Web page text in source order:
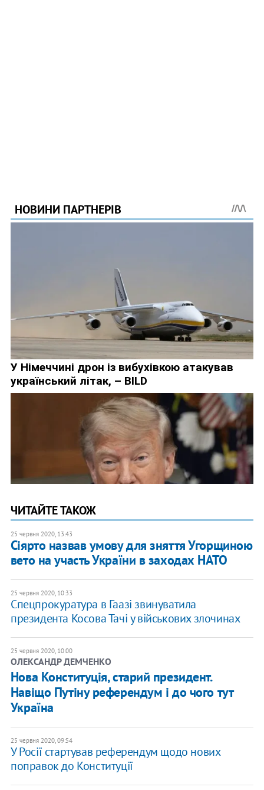
ЧИТАЙТЕ ТАКОЖ
25 червня 2020, 13:43
Сіярто назвав умову для зняття Угорщиною
вето на участь України в заходах НАТО
25 червня 2020, 10:33
Спецпрокуратура в Гаазі звинуватила
президента Косова Тачі у військових злочинах
25 червня 2020, 10:00
ОЛЕКСАНДР ДЕМЧЕНКО
Нова Конституція, старий президент.
Навіщо Путіну референдум і до чого тут
Україна
25 червня 2020, 09:54
У Росії стартував референдум щодо нових
поправок до Конституції